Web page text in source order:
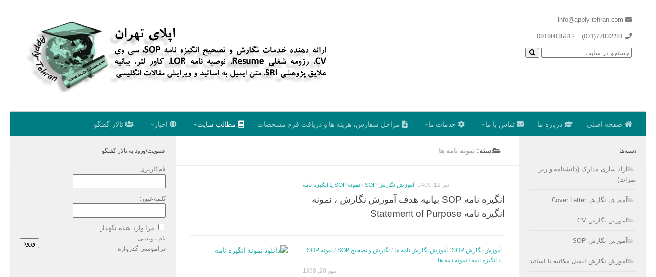
صفحه اصلی درباره ما تماس با ما خدمات ما مراحل سفارش، هزینه ها و دریافت فرم مشخصات مطالب سایت اخبار تالار گفتگو
دسته: نمونه نامه ها
آموزش نگارش SOP / نمونه SOP یا انگیزه نامه تیر 12, 1400
انگیزه نامه SOP بیانیه هدف آموزش نگارش ، نمونه
انگیزه نامه Statement of Purpose
آموزش نگارش SOP / آموزش نگارش نامه ها / نگارش و تصحیح SOP /
نمونه SOP
یا انگیزه نامه / نمونه نامه ها
مهر 20, 1398
عضویت/ورود به تالار گفتگو
نام‌کاربری:
کلمه‌عبور:
مرا وارد شده نگهدار
ورود
نام نویسی
فراموشی گذرواژه
دسته‌ها
آزاد سازی مدارک (دانشنامه و ریز
نمرات)
آموزش نگارش Cover Letter
آموزش نگارش CV
آموزش نگارش SOP
آموزش نگارش ایمیل مکاتبه با اساتید